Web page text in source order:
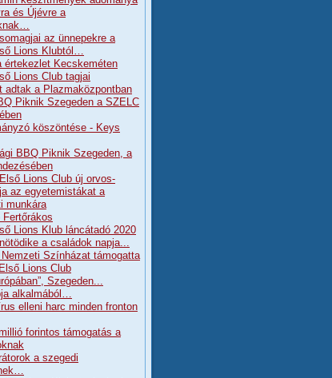
és Újévre a
az ünnepekre a
Lions Klubtól…
értekezlet Kecskeméten
Lions Club tagjai
adtak a Plazmaközpontban
Piknik Szegeden a SZELC
köszöntése - Keys
BBQ Piknik Szegeden, a
Lions Club új orvos-
az egyetemistákat a
munkára
Fertőrákos
Lions Klub láncátadó 2020
a családok napja...
Színházat támogatta
Lions Club
Szegeden...
alkalmából…
elleni harc minden fronton
forintos támogatás a
a szegedi